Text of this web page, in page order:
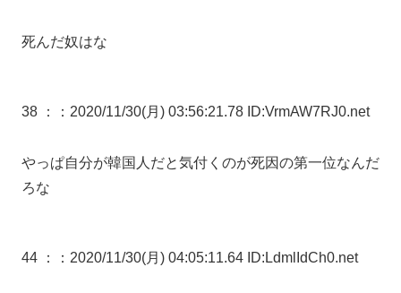
死んだ奴はな
38 ： ：2020/11/30(月) 03:56:21.78 ID:VrmAW7RJ0.net
やっぱ自分が韓国人だと気付くのが死因の第一位なんだ
ろな
44 ： ：2020/11/30(月) 04:05:11.64 ID:LdmlIdCh0.net